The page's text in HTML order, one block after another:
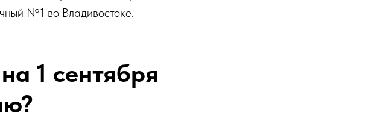
№1 во Владивостоке.
1 сентября